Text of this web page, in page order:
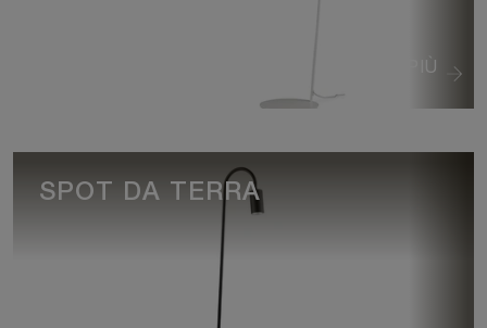
VEDI DI PIÙ
SPOT DA TERRA